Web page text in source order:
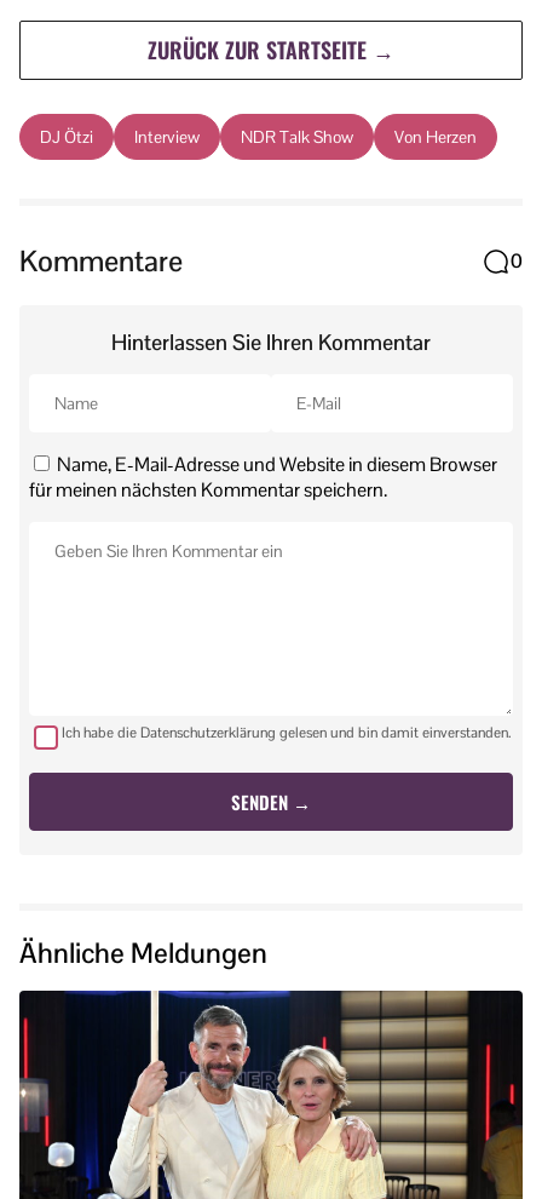
ZURÜCK ZUR STARTSEITE →
DJ Ötzi Interview NDR Talk Show Von Herzen
Kommentare 0
Hinterlassen Sie Ihren Kommentar
Name, E-Mail-Adresse und Website in diesem Browser
für meinen nächsten Kommentar speichern.
Ich habe die Datenschutzerklärung gelesen und bin damit einverstanden.
Ähnliche Meldungen